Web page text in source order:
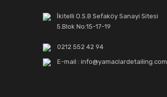
İkitelli O.S.B Sefaköy Sanayi Sitesi
5.Blok No:15-17-19
0212 552 42 94
E-mail : info@yamaclardetailing.com